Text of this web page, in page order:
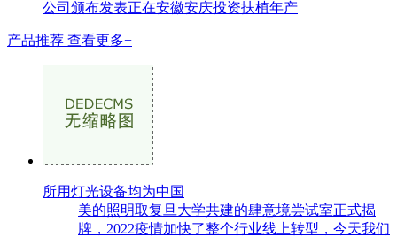
公司颁布发表正在安徽安庆投资扶植年产
产品推荐 查看更多+
所用灯光设备均为中国
美的照明取复旦大学共建的肆意境尝试室正式揭
牌，2022疫情加快了整个行业线上转型，今天我们